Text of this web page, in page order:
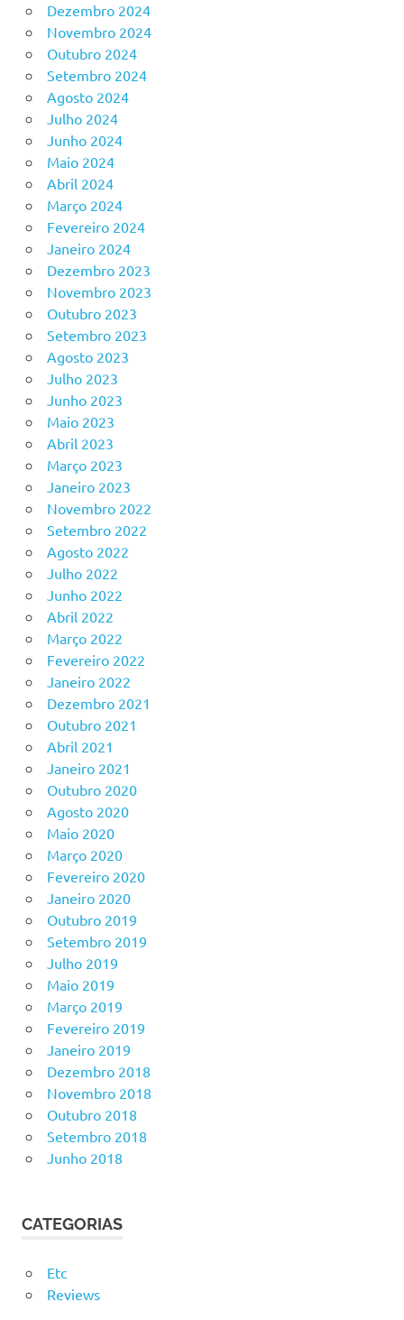
Dezembro 2024
Novembro 2024
Outubro 2024
Setembro 2024
Agosto 2024
Julho 2024
Junho 2024
Maio 2024
Abril 2024
Março 2024
Fevereiro 2024
Janeiro 2024
Dezembro 2023
Novembro 2023
Outubro 2023
Setembro 2023
Agosto 2023
Julho 2023
Junho 2023
Maio 2023
Abril 2023
Março 2023
Janeiro 2023
Novembro 2022
Setembro 2022
Agosto 2022
Julho 2022
Junho 2022
Abril 2022
Março 2022
Fevereiro 2022
Janeiro 2022
Dezembro 2021
Outubro 2021
Abril 2021
Janeiro 2021
Outubro 2020
Agosto 2020
Maio 2020
Março 2020
Fevereiro 2020
Janeiro 2020
Outubro 2019
Setembro 2019
Julho 2019
Maio 2019
Março 2019
Fevereiro 2019
Janeiro 2019
Dezembro 2018
Novembro 2018
Outubro 2018
Setembro 2018
Junho 2018
CATEGORIAS
Etc
Reviews